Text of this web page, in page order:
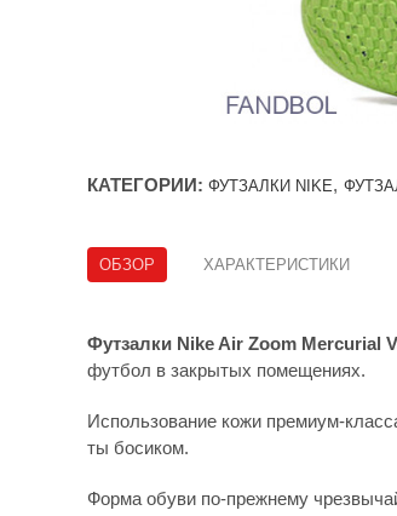
КАТЕГОРИИ: ФУТЗАЛКИ NIKE,
ОБЗОР ХАРАКТЕРИСТИКИ
Футзалки Nike Air Zoom Mercurial
футбол в закрытых помещениях.
Использование кожи премиум-
ты босиком.
Форма обуви по-прежнему